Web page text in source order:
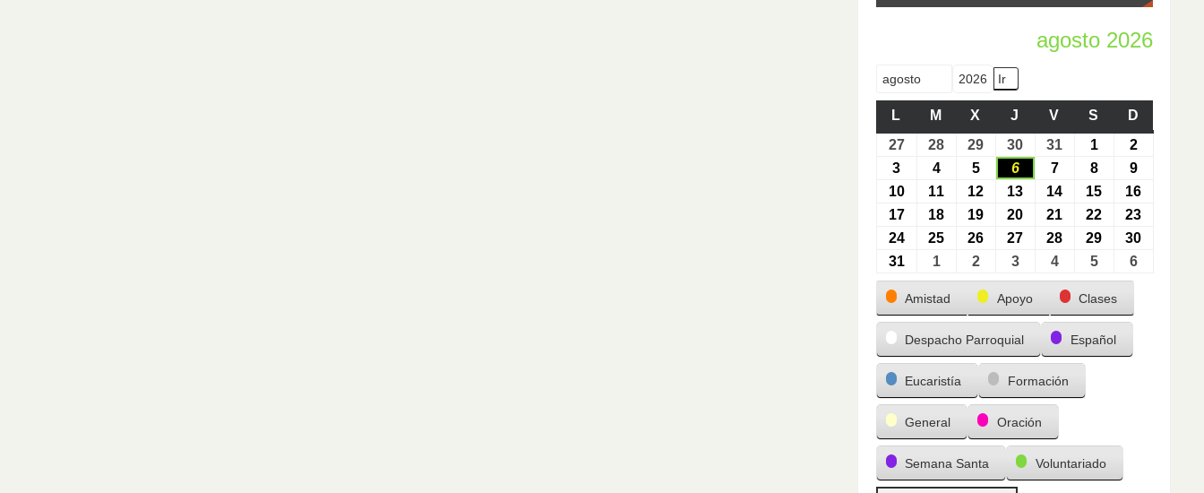
agosto 2026
Mes
Año
L
M X J V S
D
27
28 29 30 31 1
2
3
4 5 6 7 8
9
10
11 12 13 14 15
16
17
18 19 20 21 22
23
24
25 26 27 28 29
30
31
1 2 3 4 5
6
Categorías
Amistad Apoyo Clases
Despacho Parroquial Español
Eucaristía Formación
General Oración
Semana Santa Voluntariado